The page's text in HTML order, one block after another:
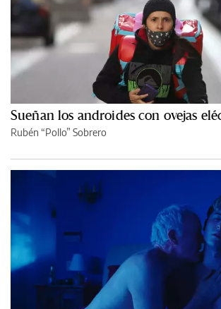
Sueñan los androides con ovejas
Rubén “Pollo” Sobrero